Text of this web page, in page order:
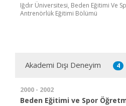
Iğdır Üniversitesi, Beden Eğitimi Ve
Antrenörlük Eğitimi Bölümü
Akademi Dışı Deneyim 4
2000 - 2002
Beden Eğitimi ve Spor